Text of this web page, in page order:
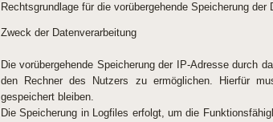
Rechtsgrundlage für die vorübergehende Speicherung
Zweck der Datenverarbeitung
Die vorübergehende Speicherung der IP-Adresse durch
den Rechner des Nutzers zu ermöglichen. Hierfür
gespeichert bleiben.
Die Speicherung in Logfiles erfolgt, um die